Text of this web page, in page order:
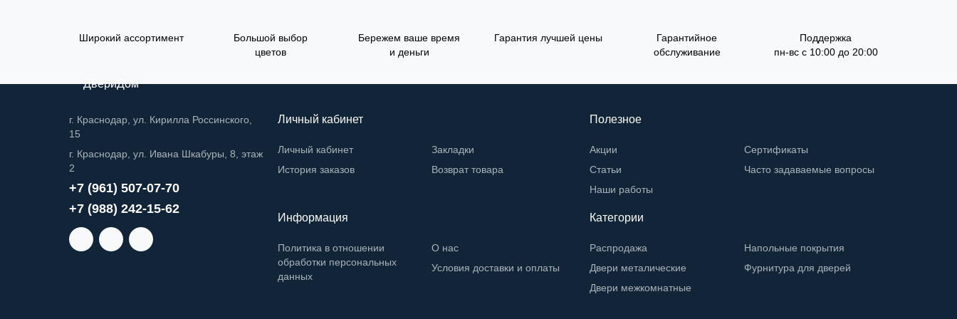
Широкий ассортимент
Большой выбор
цветов
Бережем ваше время
и деньги
Гарантия лучшей цены
Гарантийное
обслуживание
Поддержка
пн-вс с 10:00 до 20:00
ДвериДом
г. Краснодар, ул. Кирилла Россинского,
15
г. Краснодар, ул. Ивана Шкабуры, 8, этаж
2
+7 (961) 507-07-70
+7 (988) 242-15-62
Личный кабинет
Личный кабинет
История заказов
Закладки
Возврат товара
Полезное
Акции
Статьи
Наши работы
Сертификаты
Часто задаваемые вопросы
Информация
Политика в отношении
обработки персональных
данных
О нас
Условия доставки и оплаты
Категории
Распродажа
Двери металические
Двери межкомнатные
Напольные покрытия
Фурнитура для дверей